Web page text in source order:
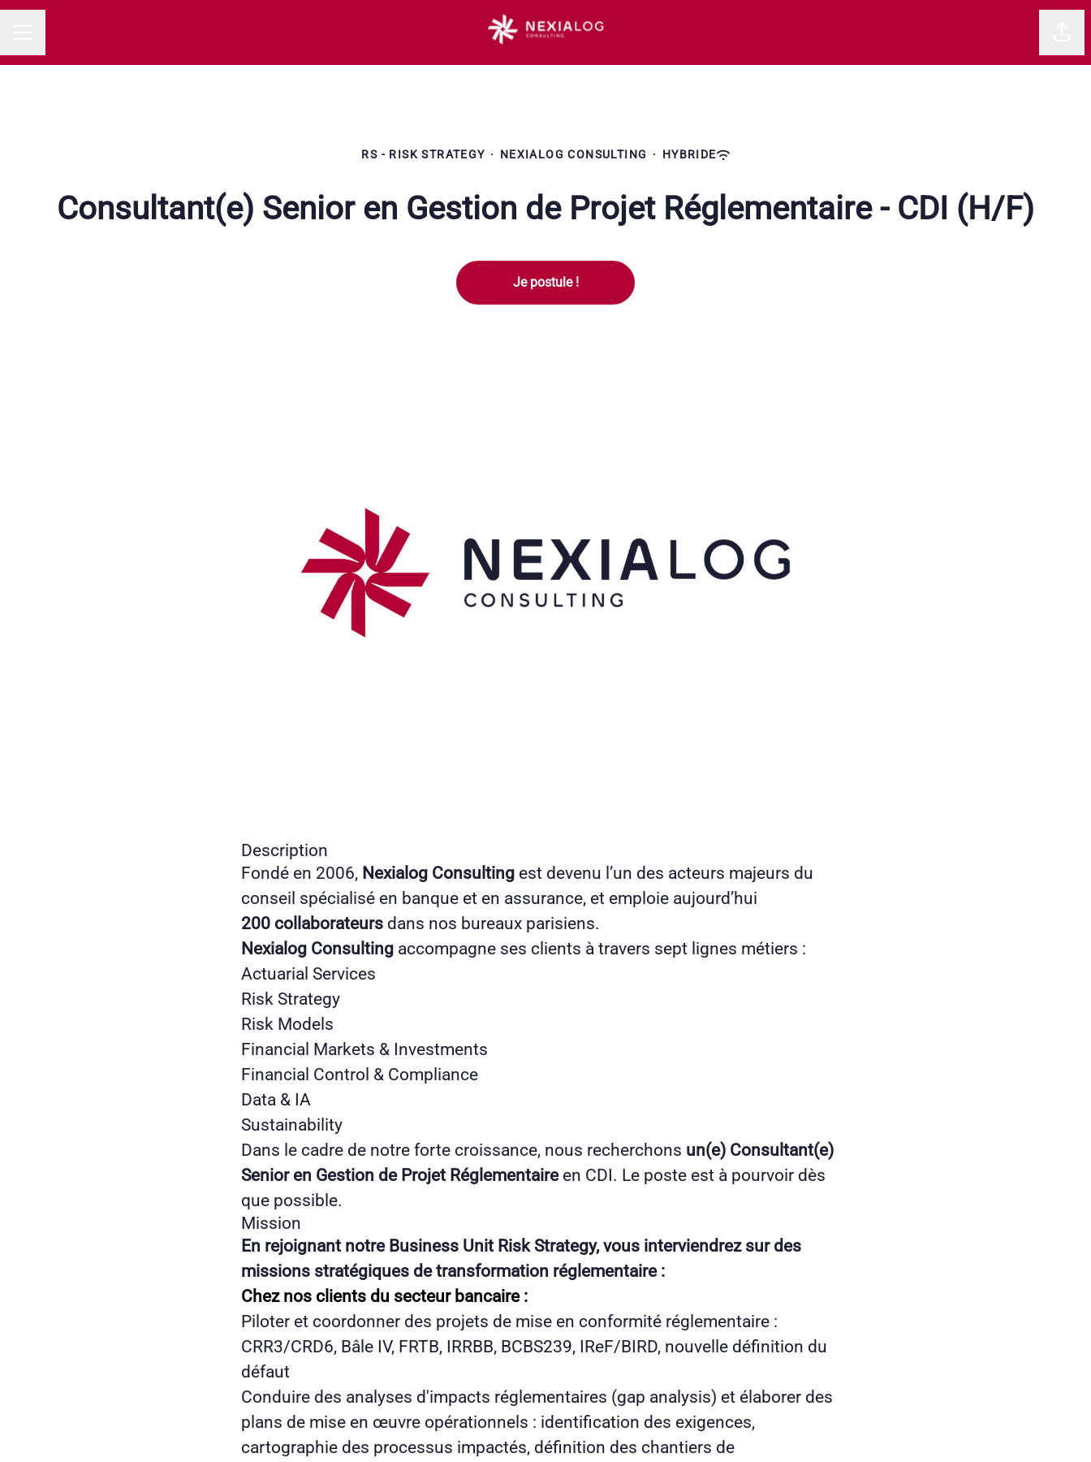
RS - RISK STRATEGY · NEXIALOG CONSULTING · HYBRIDE
Consultant(e) Senior en Gestion de Projet Réglementaire - CDI (H/F)
Je postule !
Description
Fondé en 2006, Nexialog Consulting est devenu l’un des acteurs majeurs du
conseil spécialisé en banque et en assurance, et emploie aujourd’hui
200 collaborateurs dans nos bureaux parisiens.
Nexialog Consulting accompagne ses clients à travers sept lignes métiers :
Actuarial Services
Risk Strategy
Risk Models
Financial Markets & Investments
Financial Control & Compliance
Data & IA
Sustainability
Dans le cadre de notre forte croissance, nous recherchons un(e) Consultant(e)
Senior en Gestion de Projet Réglementaireen CDI. Le poste est à pourvoir dès
que possible.
Mission
En rejoignant notre Business Unit Risk Strategy, vous interviendrez sur des
missions stratégiques de transformation réglementaire :
Chez nos clients du secteur bancaire :
Piloter et coordonner des projets de mise en conformité réglementaire :
CRR3/CRD6, Bâle IV, FRTB, IRRBB, BCBS239, IReF/BIRD, nouvelle définition du
défaut
Conduire des analyses d'impacts réglementaires (gap analysis) et élaborer des
plans de mise en œuvre opérationnels : identification des exigences,
cartographie des processus impactés, définition des chantiers de